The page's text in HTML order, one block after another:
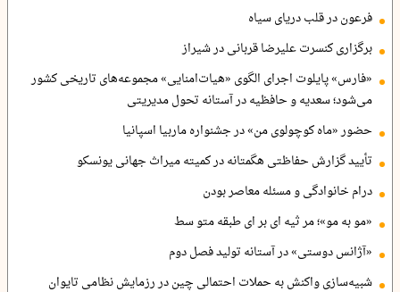
فرعون در قلب دریای سیاه
برگزاری کنسرت علیرضا قربانی در شیراز
«فارس» پایلوت اجرای الگوی «هیات‌امنایی» مجموعه‌های تاریخی کشور
می‌شود؛ سعدیه و حافظیه در آستانه تحول مدیریتی
حضور «ماه کوچولوی من» در جشنواره ماربیا اسپانیا
تأیید گزارش حفاظتی هگمتانه در کمیته میراث جهانی یونسکو
درام خانوادگی و مسئله معاصر بودن
«مو به مو»؛ مر ثیه ای بر ای طبقه متو سط
«آژانس دوستی» در آستانه تولید فصل دوم
شبیه‌سازی واکنش به حملات احتمالی چین در رزمایش نظامی تایوان